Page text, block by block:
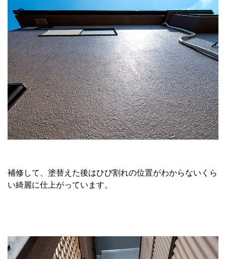
補修して、塗替えた後はひび割れの位置がわからないくら
い綺麗に仕上がっています。